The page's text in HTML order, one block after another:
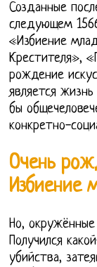
Созданные
следующем
«Избиение
Крестителя»,
рождение
является
бы
конкретно-
Очень
Избиение
Но,
Получился
убийства,